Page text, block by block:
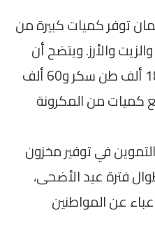
توفر كميات كبيرة من
والأرز. ويتضح أن
خطة الوزارة تشمل توفير 180 ألف طن سكر و60 ألف
مع كميات من المكرونة
في توفير مخزون
فترة عيد الأضحى،
عن المواطنين